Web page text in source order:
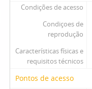
Condições de acesso
Condiçoes de
reprodução
Características físicas e
requisitos técnicos
Pontos de acesso